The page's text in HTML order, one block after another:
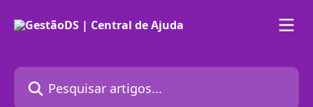
Pesquisar artigos...